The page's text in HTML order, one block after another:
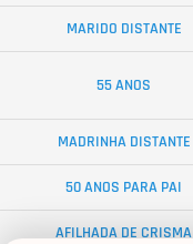
MARIDO DISTANTE
55 ANOS
MADRINHA DISTANTE
50 ANOS PARA PAI
AFILHADA DE CRISMA